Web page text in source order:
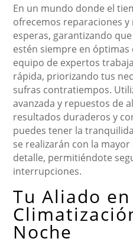
En un mundo donde el
ofrecemos reparaciones
esperas, garantizando
estén siempre en
equipo de expertos
rápida, priorizando tus
sufras contratiempos.
avanzada y repuestos de
resultados duraderos y
puedes tener la
se realizarán con la
detalle, permitiéndote
interrupciones.
Tu Aliado en
Noche